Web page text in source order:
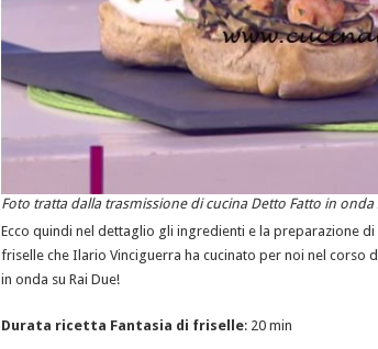
Foto tratta dalla trasmissione di cucina Detto Fatto in onda
Ecco quindi nel dettaglio gli ingredienti e la preparazione
friselle che Ilario Vinciguerra ha cucinato per noi nel corso
in onda su Rai Due!
Durata ricetta Fantasia di friselle: 20 min